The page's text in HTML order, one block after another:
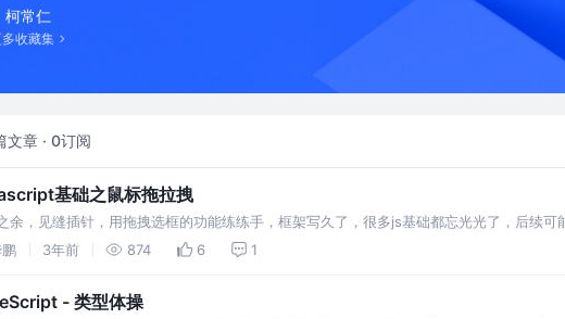
柯常仁
收藏集
文章 · 0订阅
基础之鼠标拖拉拽
余，见缝插针，用拖拽选框的功能练练手，框架写久了，很多js基础都忘光光了，后续
迎交流3年前 874 6 1
- 类型体操